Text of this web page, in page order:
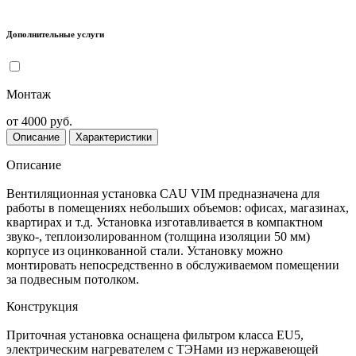
Дополнительные услуги
Монтаж
от 4000 руб.
Описание Характеристики
Описание
Вентиляционная установка CAU VIM предназначена для
работы в помещениях небольших объемов: офисах, магазинах,
квартирах и т.д. Установка изготавливается в компактном
звуко-, теплоизолированном (толщина изоляции 50 мм)
корпусе из оцинкованной стали. Установку можно
монтировать непосредственно в обслуживаемом помещении
за подвесным потолком.
Конструкция
Приточная установка оснащена фильтром класса EU5,
электрическим нагревателем с ТЭНами из нержавеющей